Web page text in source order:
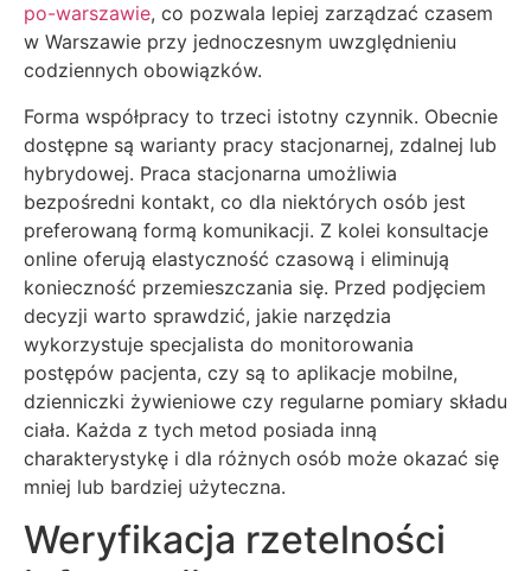
po-warszawie, co pozwala lepiej zarządzać czasem
w Warszawie przy jednoczesnym uwzględnieniu
codziennych obowiązków.
Forma współpracy to trzeci istotny czynnik. Obecnie
dostępne są warianty pracy stacjonarnej, zdalnej lub
hybrydowej. Praca stacjonarna umożliwia
bezpośredni kontakt, co dla niektórych osób jest
preferowaną formą komunikacji. Z kolei konsultacje
online oferują elastyczność czasową i eliminują
konieczność przemieszczania się. Przed podjęciem
decyzji warto sprawdzić, jakie narzędzia
wykorzystuje specjalista do monitorowania
postępów pacjenta, czy są to aplikacje mobilne,
dzienniczki żywieniowe czy regularne pomiary składu
ciała. Każda z tych metod posiada inną
charakterystykę i dla różnych osób może okazać się
mniej lub bardziej użyteczna.
Weryfikacja rzetelności